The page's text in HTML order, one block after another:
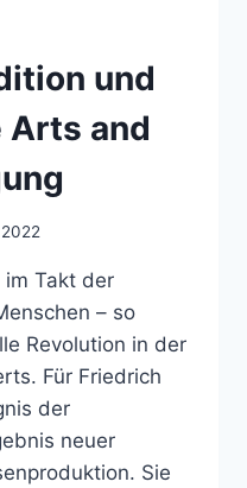
und
Arts and
im Takt der
– so
Revolution in der
Für Friedrich
der
neuer
Sie